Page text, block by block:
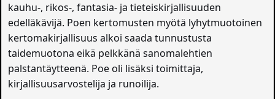
kauhu-, rikos-, fantasia- ja tieteiskirjallisuuden
edelläkävijä. Poen kertomusten myötä lyhytmuotoinen
kertomakirjallisuus alkoi saada tunnustusta
taidemuotona eikä pelkkänä sanomalehtien
palstantäytteenä. Poe oli lisäksi toimittaja,
kirjallisuusarvostelija ja runoilija.